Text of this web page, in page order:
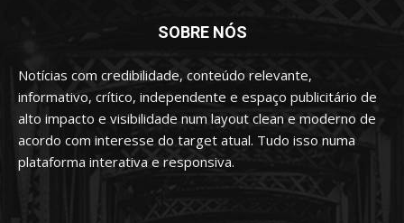
SOBRE NÓS
Notícias com credibilidade, conteúdo relevante,
informativo, crítico, independente e espaço publicitário de
alto impacto e visibilidade num layout clean e moderno de
acordo com interesse do target atual. Tudo isso numa
plataforma interativa e responsiva.